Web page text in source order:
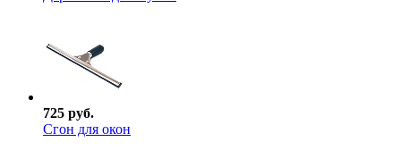
725 руб.
Сгон для окон